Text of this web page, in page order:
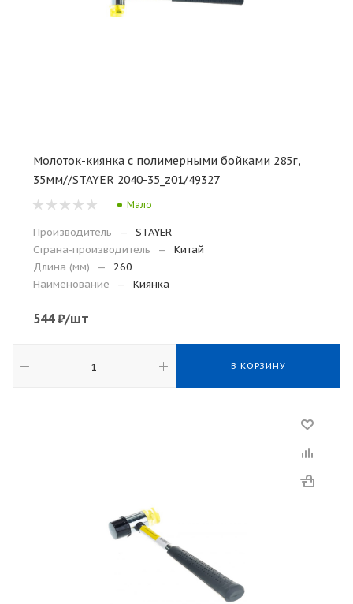
Молоток-киянка с полимерными бойками 285г,
35мм//STAYER 2040-35_z01/49327
Мало
Производитель —
STAYER
Страна-производитель
—
Китай
Длина (мм)
—
260
Наименование
— Киянка
544₽/шт
В КОРЗИНУ